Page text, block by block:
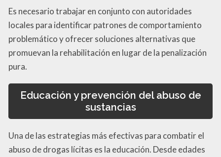
Es necesario trabajar en conjunto con autoridades
locales para identificar patrones de comportamiento
problemático y ofrecer soluciones alternativas que
promuevan la rehabilitación en lugar de la penalización
pura.
Educación y prevención del abuso de
sustancias
Una de las estrategias más efectivas para combatir el
abuso de drogas lícitas es la educación. Desde edades